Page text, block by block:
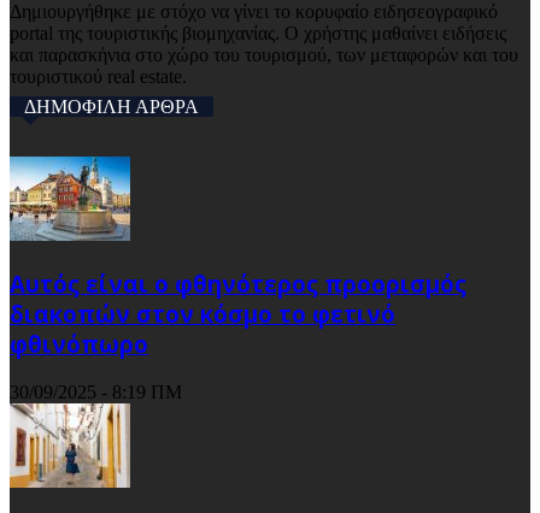
Δημιουργήθηκε με στόχο να γίνει το κορυφαίο ειδησεογραφικό
portal της τουριστικής βιομηχανίας. Ο χρήστης μαθαίνει ειδήσεις
και παρασκήνια στο χώρο του τουρισμού, των μεταφορών και του
τουριστικού real estate.
ΔΗΜΟΦΙΛΗ ΑΡΘΡΑ
Αυτός είναι ο φθηνότερος προορισμός
διακοπών στον κόσμο το φετινό
φθινόπωρο
30/09/2025 - 8:19 ΠΜ